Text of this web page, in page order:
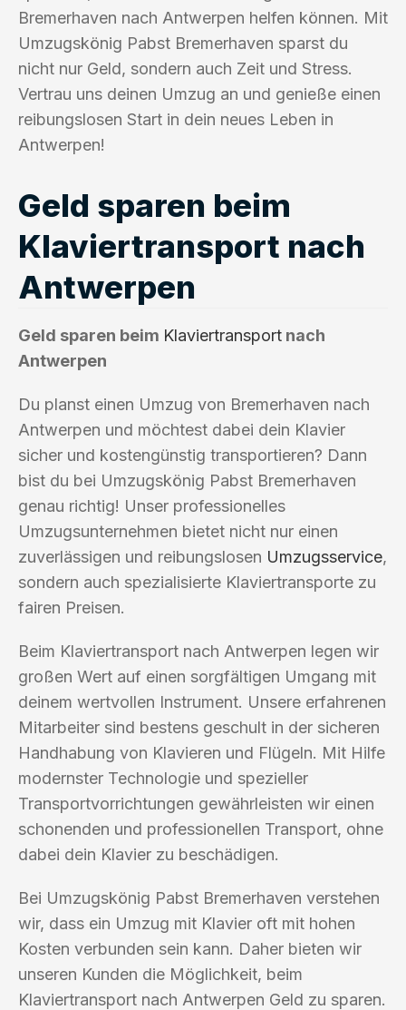
Bremerhaven nach Antwerpen helfen können. Mit
Umzugskönig Pabst Bremerhaven sparst du
nicht nur Geld, sondern auch Zeit und Stress.
Vertrau uns deinen Umzug an und genieße einen
reibungslosen Start in dein neues Leben in
Antwerpen!
Geld sparen beim
Klaviertransport nach
Antwerpen
Geld sparen beim Klaviertransport nach
Antwerpen
Du planst einen Umzug von Bremerhaven nach
Antwerpen und möchtest dabei dein Klavier
sicher und kostengünstig transportieren? Dann
bist du bei Umzugskönig Pabst Bremerhaven
genau richtig! Unser professionelles
Umzugsunternehmen bietet nicht nur einen
zuverlässigen und reibungslosen Umzugsservice,
sondern auch spezialisierte Klaviertransporte zu
fairen Preisen.
Beim Klaviertransport nach Antwerpen legen wir
großen Wert auf einen sorgfältigen Umgang mit
deinem wertvollen Instrument. Unsere erfahrenen
Mitarbeiter sind bestens geschult in der sicheren
Handhabung von Klavieren und Flügeln. Mit Hilfe
modernster Technologie und spezieller
Transportvorrichtungen gewährleisten wir einen
schonenden und professionellen Transport, ohne
dabei dein Klavier zu beschädigen.
Bei Umzugskönig Pabst Bremerhaven verstehen
wir, dass ein Umzug mit Klavier oft mit hohen
Kosten verbunden sein kann. Daher bieten wir
unseren Kunden die Möglichkeit, beim
Klaviertransport nach Antwerpen Geld zu sparen.